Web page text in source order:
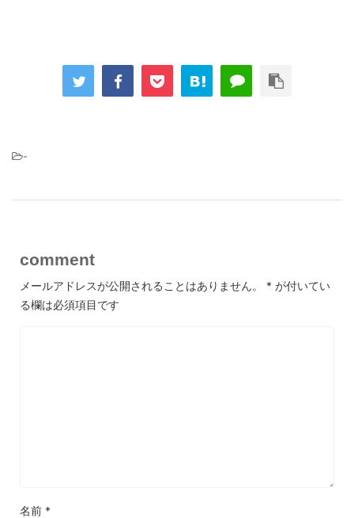
-
comment
メールアドレスが公開されることはありません。 * が付いてい
る欄は必須項目です
名前 *